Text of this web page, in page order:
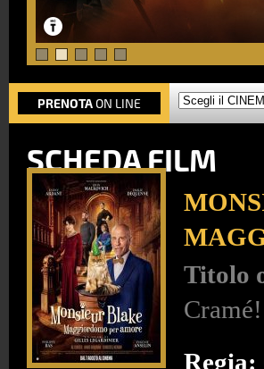
PRENOTAON LINE
SCHEDA FILM
Titolo
Cramé!
Regia: